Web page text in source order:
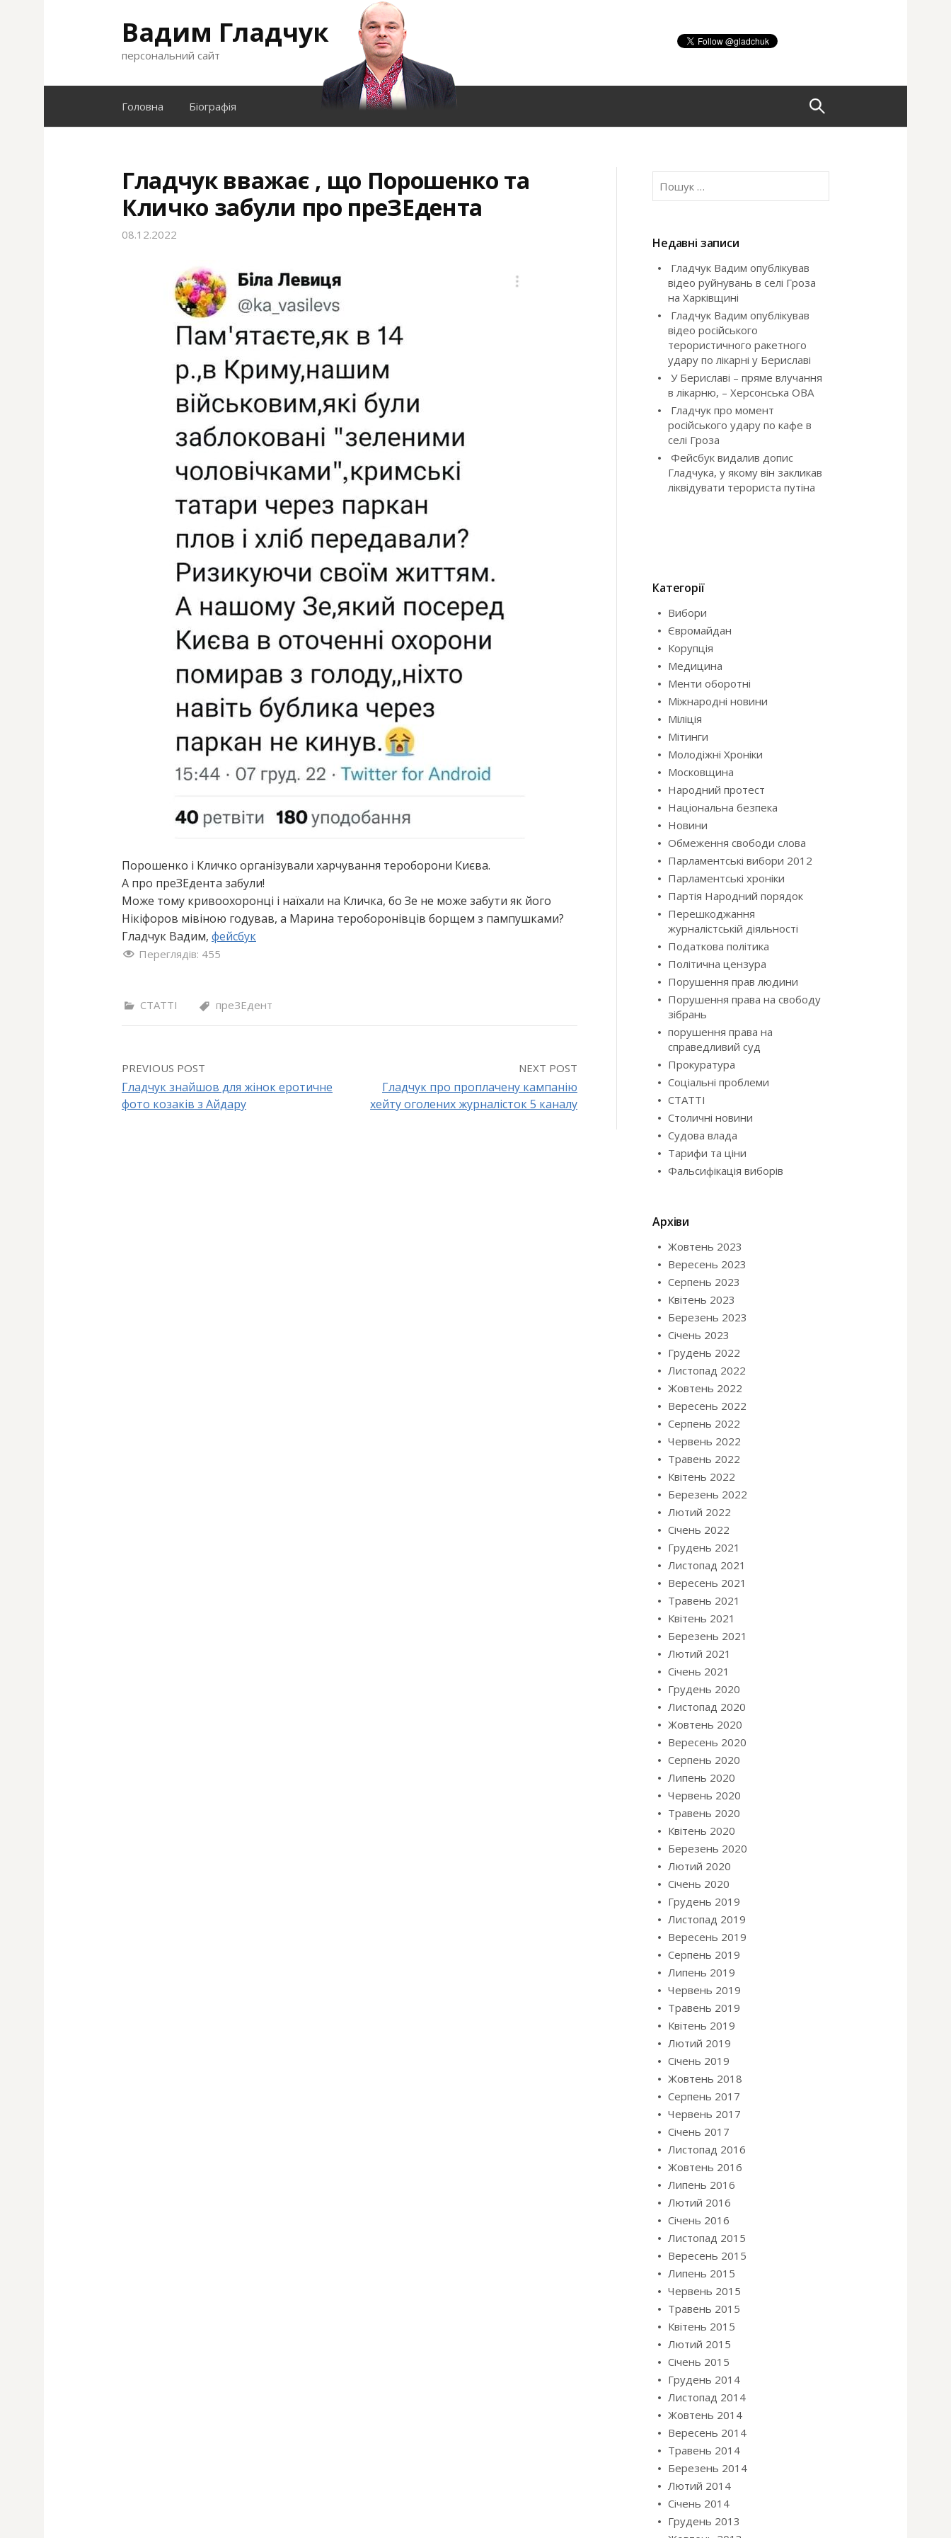
o
Вадим Гладчук
персональний сайт
Головна Біографія П
к
:
Гладчук вважає , що Порошенко та
Кличко забули про преЗЕдента
08.12.2022
Порошенко і Кличко організували харчування тероборони Києва.
А про преЗЕдента забули!
Може тому кривоохоронці і наїхали на Кличка, бо Зе не може забути як його
Нікіфоров мівіною годував, а Марина тероборонівців борщем з пампушками?
Гладчук Вадим, фейсбук
Переглядів: 455
СТАТТІ преЗЕдент
P
PREVIOUS POST
Гладчук знайшов для жінок еротичне
фото козаків з Айдару
NEXT POST
Гладчук про проплачену кампанію
хейту оголених журналісток 5 каналу
П
кНедавні записи
Гладчук Вадим опублікував
відео руйнувань в селі Гроза
на Харківщині
Гладчук Вадим опублікував
відео російського
терористичного ракетного
удару по лікарні у Бериславі
У Бериславі – пряме влучання
в лікарню, – Херсонська ОВА
Гладчук про момент
російського удару по кафе в
селі Гроза
Фейсбук видалив допис
Гладчука, у якому він закликав
ліквідувати терориста путіна
Категорії
Вибори
Євромайдан
Корупція
Медицина
Менти оборотні
Міжнародні новини
Міліція
Мітинги
Молодіжні Хроніки
Московщина
Народний протест
Національна безпека
Новини
Обмеження свободи слова
Парламентські вибори 2012
Парламентські хроніки
Партія Народний порядок
Перешкоджання
журналістській діяльності
Податкова політика
Політична цензура
Порушення прав людини
Порушення права на свободу
зібрань
порушення права на
справедливий суд
Прокуратура
Соціальні проблеми
СТАТТІ
Столичні новини
Судова влада
Тарифи та ціни
Фальсифікація виборів
Архіви
Жовтень 2023
Вересень 2023
Серпень 2023
Квітень 2023
Березень 2023
Січень 2023
Грудень 2022
Листопад 2022
Жовтень 2022
Вересень 2022
Серпень 2022
Червень 2022
Травень 2022
Квітень 2022
Березень 2022
Лютий 2022
Січень 2022
Грудень 2021
Листопад 2021
Вересень 2021
Травень 2021
Квітень 2021
Березень 2021
Лютий 2021
Січень 2021
Грудень 2020
Листопад 2020
Жовтень 2020
Вересень 2020
Серпень 2020
Липень 2020
Червень 2020
Травень 2020
Квітень 2020
Березень 2020
Лютий 2020
Січень 2020
Грудень 2019
Листопад 2019
Вересень 2019
Серпень 2019
Липень 2019
Червень 2019
Травень 2019
Квітень 2019
Лютий 2019
Січень 2019
Жовтень 2018
Серпень 2017
Червень 2017
Січень 2017
Листопад 2016
Жовтень 2016
Липень 2016
Лютий 2016
Січень 2016
Листопад 2015
Вересень 2015
Липень 2015
Червень 2015
Травень 2015
Квітень 2015
Лютий 2015
Січень 2015
Грудень 2014
Листопад 2014
Жовтень 2014
Вересень 2014
Травень 2014
Березень 2014
Лютий 2014
Січень 2014
Грудень 2013